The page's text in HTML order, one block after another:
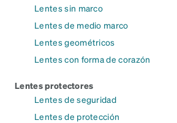
Lentes sin marco
Lentes de medio marco
Lentes geométricos
Lentes con forma de corazón
Lentes protectores
Lentes de seguridad
Lentes de protección